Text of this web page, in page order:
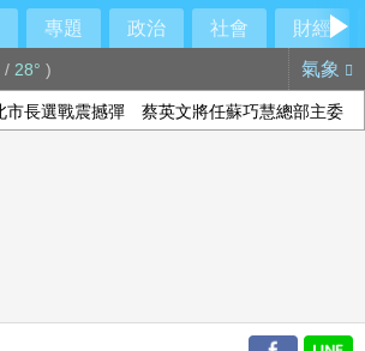
專題 政治 社會
財經
/ 28° ) 氣象
市長選戰震撼彈 蔡英文將任蘇巧慧總部主委